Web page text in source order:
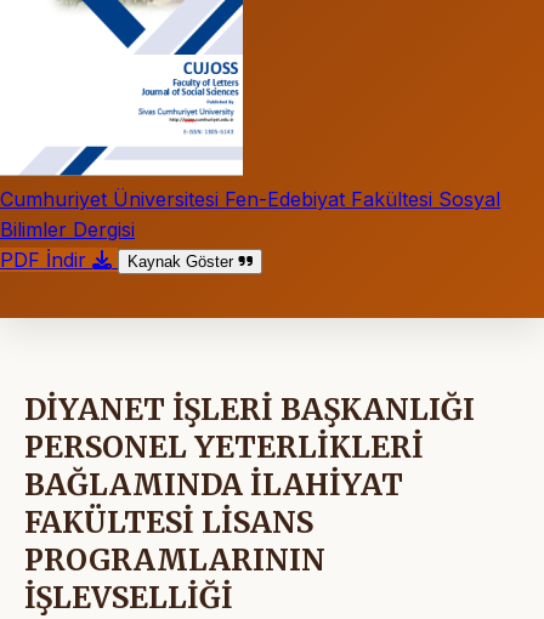
Cumhuriyet Üniversitesi Fen-Edebiyat Fakültesi Sosyal
Bilimler Dergisi
PDF İndir
Kaynak Göster
DİYANET İŞLERİ BAŞKANLIĞI
PERSONEL YETERLİKLERİ
BAĞLAMINDA İLAHİYAT
FAKÜLTESİ LİSANS
PROGRAMLARININ
İŞLEVSELLİĞİ